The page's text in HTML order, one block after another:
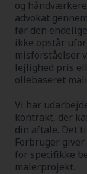
og
advokat
før den
ikke opstår
misforståelser
lejlighed pris
oliebaseret
Vi har
kontrakt, der
din aftale. Det
Forbruger
for specifikke
malerprojekt.